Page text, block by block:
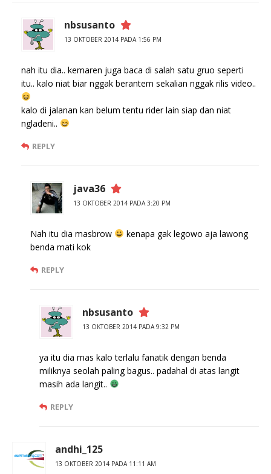
nbsusanto
13 OKTOBER 2014 PADA 1:56 PM
nah itu dia.. kemaren juga baca di salah satu gruo seperti
itu.. kalo niat biar nggak berantem sekalian nggak rilis video..
kalo di jalanan kan belum tentu rider lain siap dan niat
ngladeni..
REPLY
java36
13 OKTOBER 2014 PADA 3:20 PM
Nah itu dia masbrow
kenapa gak legowo aja lawong
benda mati kok
REPLY
nbsusanto
13 OKTOBER 2014 PADA 9:32 PM
ya itu dia mas kalo terlalu fanatik dengan benda
miliknya seolah paling bagus.. padahal di atas langit
masih ada langit..
REPLY
andhi_125
13 OKTOBER 2014 PADA 11:11 AM